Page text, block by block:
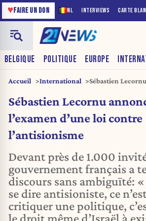
NL INTERVIEWS CARTE
♥FAIRE UN DON
BELGIQUE POLITIQUE EUROPE
Accueil International
Sébastien
l’antisionisme
Sébastien Lecornu
l’examen d’une loi contre
l’antisionisme
Devant près de 1.000
gouvernement français a
discours sans ambiguïté:
se dire antisioniste, ce
critiquer une politique,
le droit même d’Israël à